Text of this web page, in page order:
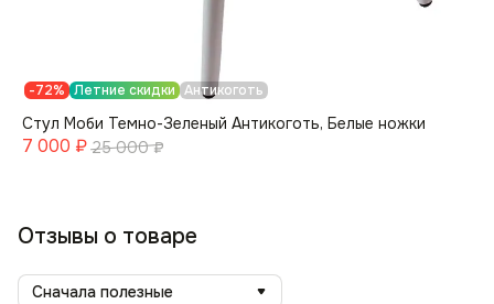
-72% Летние скидки Антикоготь
Стул Моби Темно-Зеленый Антикоготь, Белые ножки
7 000 ₽ 25 000 ₽
Отзывы о товаре
Сначала полезные